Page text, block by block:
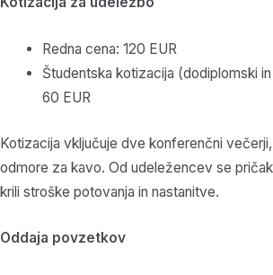
Redna cena: 120 EUR
Študentska kotizacija (dodiplomski
60 EUR
Kotizacija vključuje dve konferenčni
odmore za kavo. Od udeležencev se
krili stroške potovanja in nastanitve.
Oddaja povzetkov